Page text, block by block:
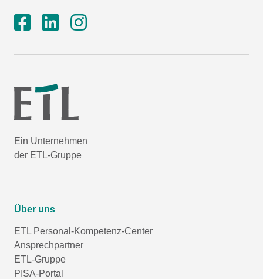
Ein Unternehmen
der ETL-Gruppe
Über uns
ETL Personal-Kompetenz-Center
Ansprechpartner
ETL-Gruppe
PISA-Portal